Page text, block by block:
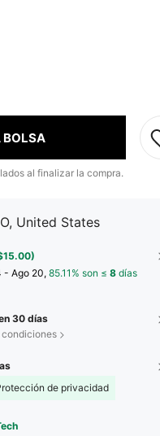
BOLSA
al finalizar la compra.
United States
- Ago 20,85.11% son ≤ 8 días
30 días
condiciones
de privacidad